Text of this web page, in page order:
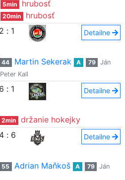
5min hrubosť
20min
hrubosť
2 : 1 Detailne
44 Martin Sekerak A 79
Ján
Peter Kall
6 : 1 Detailne
2min
držanie hokejky
4 : 6 Detailne
55 Adrian Maňkoš A 79
Ján